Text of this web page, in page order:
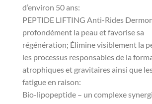
d’environ 50 ans:
PEPTIDE LIFTING Anti-Rides
profondément la peau et favorise sa
régénération; Élimine visiblement la
les processus responsables de la
atrophiques et gravitaires ainsi que
fatigue en raison:
Bio-lipopeptide – un complexe